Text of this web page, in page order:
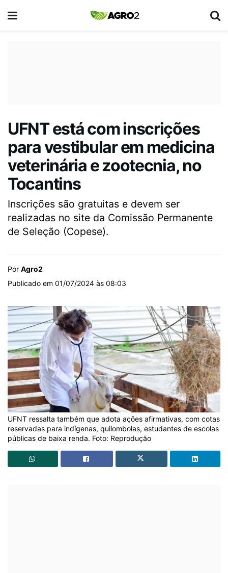
UFNT está com inscrições
para vestibular em medicina
veterinária e zootecnia, no
Tocantins
Inscrições são gratuitas e devem ser
realizadas no site da Comissão Permanente
de Seleção (Copese).
Por Agro2
Publicado em 01/07/2024 às 08:03
UFNT ressalta também que adota ações afirmativas, com cotas
reservadas para indígenas, quilombolas, estudantes de escolas
públicas de baixa renda. Foto: Reprodução